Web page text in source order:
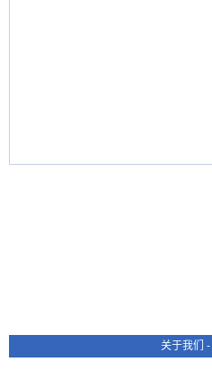
关于我们 -